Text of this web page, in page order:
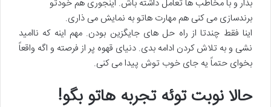
بذار و با مخاطب ها تعامل داشته باش. اینجوری هم خودتو
برندسازی می کنی هم مهارت هاتو به نمایش می ذاری.
اینا فقط چندتا از راه حل های جایگزین بودن. مهم اینه که ناامید
نشی و به تلاش کردن ادامه بدی. دنیای قهوه پر از فرصته و اگه واقعاً
بخوای حتماً یه جای خوب توش پیدا می کنی.
حالا نوبت توئه تجربه هاتو بگو!